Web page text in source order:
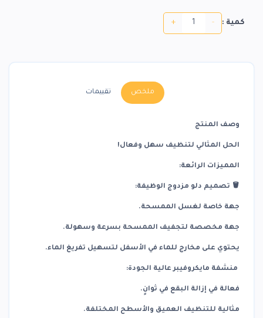
كمية : -
+
ملخص تقييمات
وصف المنتج
الحل المثالي لتنظيف سهل وفعال!
المميزات الرائعة:
🪣 تصميم دلو مزدوج الوظيفة:
جهة خاصة لغسل الممسحة.
جهة مخصصة لتجفيف الممسحة بسرعة وسهولة.
يحتوي على مخارج للماء في الأسفل لتسهيل تفريغ الماء.
منشفة مايكروفيبر عالية الجودة:
فعالة في إزالة البقع في ثوانٍ.
مثالية للتنظيف العميق والأسطح المختلفة.